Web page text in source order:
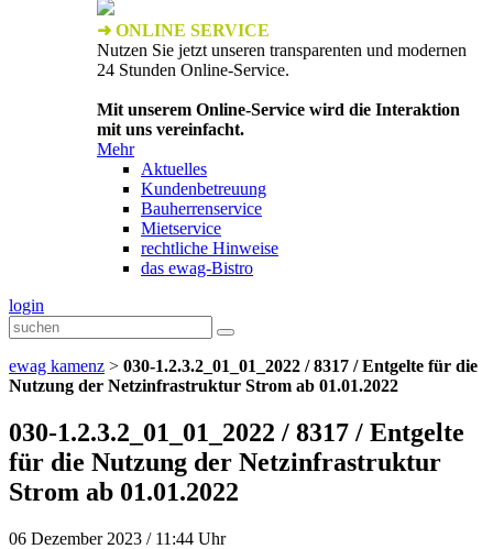
➜ ONLINE SERVICE
Nutzen Sie jetzt unseren transparenten und modernen
24 Stunden Online-Service.
Mit unserem Online-Service wird die Interaktion
mit uns vereinfacht.
Mehr
Aktuelles
Kundenbetreuung
Bauherrenservice
Mietservice
rechtliche Hinweise
das ewag-Bistro
login
ewag kamenz > 030-1.2.3.2_01_01_2022 / 8317 / Entgelte für die
Nutzung der Netzinfrastruktur Strom ab 01.01.2022
030-1.2.3.2_01_01_2022 / 8317 / Entgelte
für die Nutzung der Netzinfrastruktur
Strom ab 01.01.2022
06 Dezember 2023 / 11:44 Uhr